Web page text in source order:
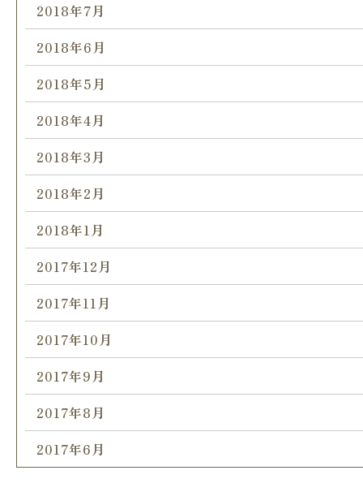
2018年7月
2018年6月
2018年5月
2018年4月
2018年3月
2018年2月
2018年1月
2017年12月
2017年11月
2017年10月
2017年9月
2017年8月
2017年6月